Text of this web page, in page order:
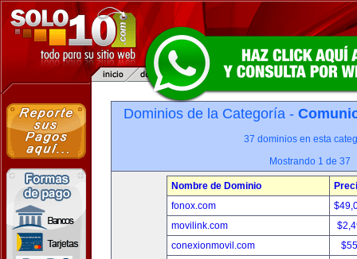
Dominios de la Categoría -
37 dominios en esta
Mostrando 1 de 37
Nombre de Dominio
fonox.com
movilink.com
conexionmovil.com